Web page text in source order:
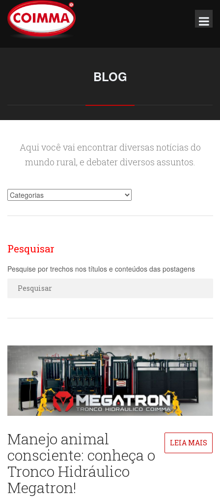
BLOG
Aqui você vai encontrar diversas notícias do
mundo rural, e debater diversos assuntos.
Pesquisar
Pesquise por trechos nos títulos e conteúdos das postagens
Manejo animal
consciente: conheça o
Tronco Hidráulico
Megatron!
LEIA MAIS